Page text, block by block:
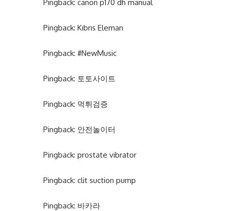
Pingback: canon p170 dh manual
Pingback: Kıbrıs Eleman
Pingback: #NewMusic
Pingback: 토토사이트
Pingback: 먹튀검증
Pingback: 안전놀이터
Pingback: prostate vibrator
Pingback: clit suction pump
Pingback: 바카라